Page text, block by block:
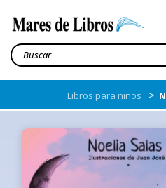
Libros para niños >